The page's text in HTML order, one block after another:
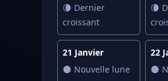
🌘 Dernier
croissant
🌘
21 Janvier
🌑 Nouvelle lune
22
🌑